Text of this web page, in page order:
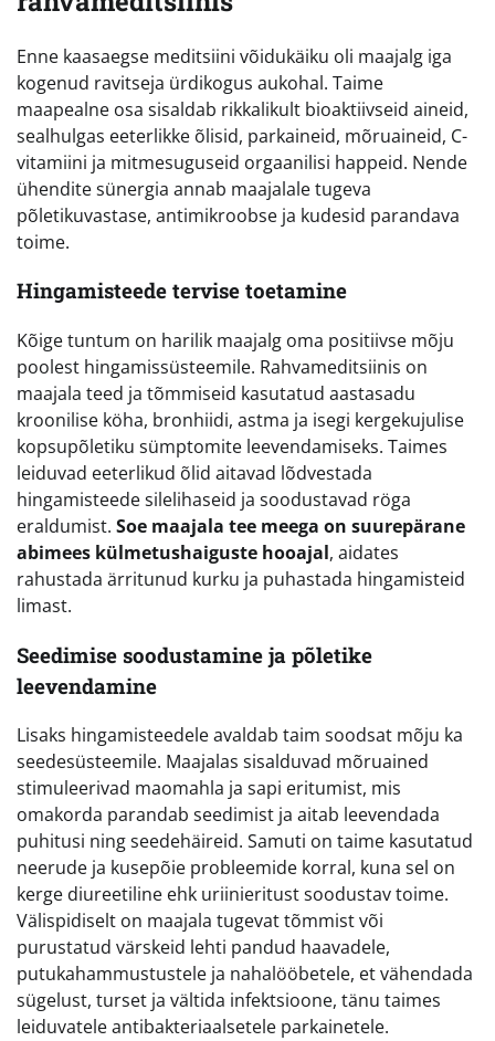
Enne kaasaegse meditsiini võidukäiku oli maajalg iga
kogenud ravitseja ürdikogus aukohal. Taime
maapealne osa sisaldab rikkalikult bioaktiivseid aineid,
sealhulgas eeterlikke õlisid, parkaineid, mõruaineid, C-
vitamiini ja mitmesuguseid orgaanilisi happeid. Nende
ühendite sünergia annab maajalale tugeva
põletikuvastase, antimikroobse ja kudesid parandava
toime.
Hingamisteede tervise toetamine
Kõige tuntum on harilik maajalg oma positiivse mõju
poolest hingamissüsteemile. Rahvameditsiinis on
maajala teed ja tõmmiseid kasutatud aastasadu
kroonilise köha, bronhiidi, astma ja isegi kergekujulise
kopsupõletiku sümptomite leevendamiseks. Taimes
leiduvad eeterlikud õlid aitavad lõdvestada
hingamisteede silelihaseid ja soodustavad röga
eraldumist. Soe maajala tee meega on suurepärane
abimees külmetushaiguste hooajal, aidates
rahustada ärritunud kurku ja puhastada hingamisteid
limast.
Seedimise soodustamine ja põletike
leevendamine
Lisaks hingamisteedele avaldab taim soodsat mõju ka
seedesüsteemile. Maajalas sisalduvad mõruained
stimuleerivad maomahla ja sapi eritumist, mis
omakorda parandab seedimist ja aitab leevendada
puhitusi ning seedehäireid. Samuti on taime kasutatud
neerude ja kusepõie probleemide korral, kuna sel on
kerge diureetiline ehk uriinieritust soodustav toime.
Välispidiselt on maajala tugevat tõmmist või
purustatud värskeid lehti pandud haavadele,
putukahammustustele ja nahalööbetele, et vähendada
sügelust, turset ja vältida infektsioone, tänu taimes
leiduvatele antibakteriaalsetele parkainetele.